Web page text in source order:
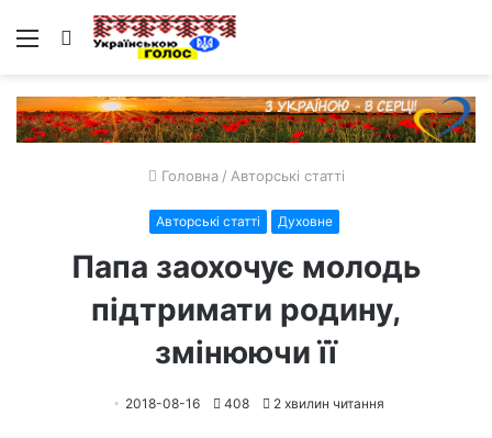
Меню Пошук
Головна / Авторські статті
Авторські статті Духовне
Папа заохочує молодь
підтримати родину,
змінюючи її
2018-08-16 408 2 хвилин читання